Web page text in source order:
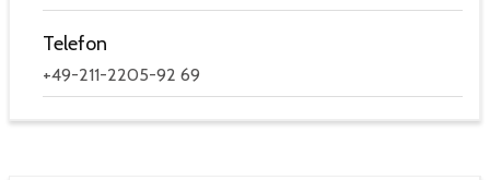
Telefon
+49-211-2205-92 69